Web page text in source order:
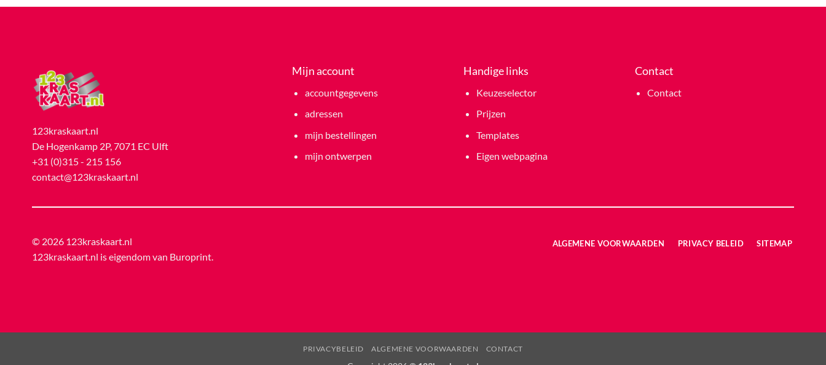
123kraskaart.nl
De Hogenkamp 2P, 7071 EC Ulft
+31 (0)315 - 215 156
contact@123kraskaart.nl
Mijn account
accountgegevens
adressen
mijn bestellingen
mijn ontwerpen
Handige links
Keuzeselector
Prijzen
Templates
Eigen webpagina
Contact
Contact
© 2026 123kraskaart.nl
123kraskaart.nl is eigendom van Buroprint.
ALGEMENE VOORWAARDEN PRIVACY BELEID SITEMAP
PRIVACYBELEID ALGEMENE VOORWAARDEN CONTACT